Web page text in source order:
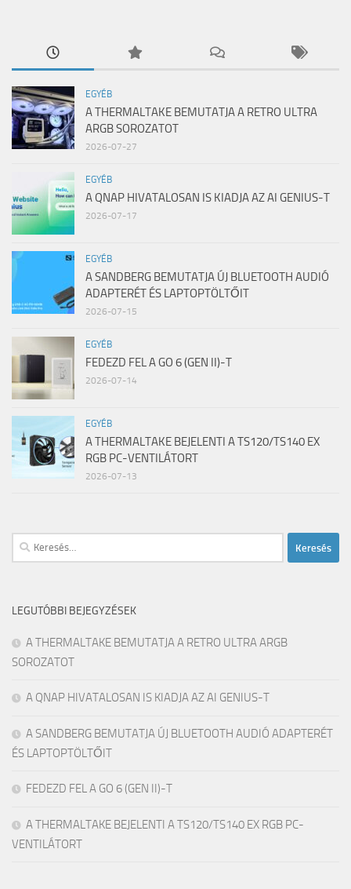
EGYÉB
A THERMALTAKE BEMUTATJA A RETRO ULTRA
ARGB SOROZATOT
2026-07-27
EGYÉB
A QNAP HIVATALOSAN IS KIADJA AZ AI GENIUS-T
2026-07-17
EGYÉB
A SANDBERG BEMUTATJA ÚJ BLUETOOTH AUDIÓ
ADAPTERÉT ÉS LAPTOPTÖLTŐIT
2026-07-15
EGYÉB
FEDEZD FEL A GO 6 (GEN II)-T
2026-07-14
EGYÉB
A THERMALTAKE BEJELENTI A TS120/TS140 EX
RGB PC-VENTILÁTORT
2026-07-13
Keresés:
LEGUTÓBBI BEJEGYZÉSEK
A THERMALTAKE BEMUTATJA A RETRO ULTRA ARGB
SOROZATOT
A QNAP HIVATALOSAN IS KIADJA AZ AI GENIUS-T
A SANDBERG BEMUTATJA ÚJ BLUETOOTH AUDIÓ ADAPTERÉT
ÉS LAPTOPTÖLTŐIT
FEDEZD FEL A GO 6 (GEN II)-T
A THERMALTAKE BEJELENTI A TS120/TS140 EX RGB PC-
VENTILÁTORT